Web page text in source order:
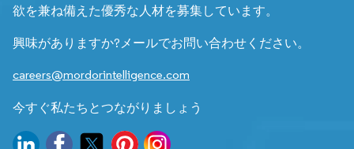
欲を兼ね備えた優秀な人材を募集しています。
興味がありますか?メールでお問い合わせください。
careers@mordorintelligence.com
今すぐ私たちとつながりましょう